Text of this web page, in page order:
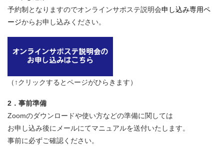
予約制となりますのでオンラインサポステ説明会申し込み専用ペ
ージからお申し込みください。
（↑クリックするとページがひらきます）
2．事前準備
Zoomのダウンロードや使い方などの準備に関しては
お申し込み後にメールにてマニュアルを送付いたします。
事前に必ずご確認ください。